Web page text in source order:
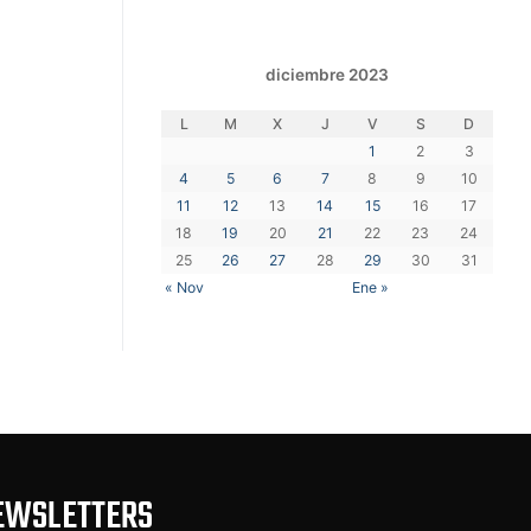
diciembre 2023
L M X J V S D
« Nov Ene »
1 2
3
4
5 6 7 8 9
10
11
12 13 14 15 16
17
18
19 20 21 22 23
24
25
26 27 28 29 30 31